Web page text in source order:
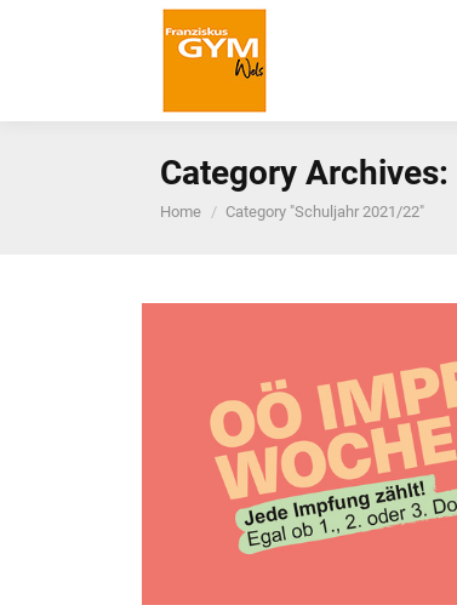
Category Archives:
You are here:
Home Category "Schuljahr 2021/22"